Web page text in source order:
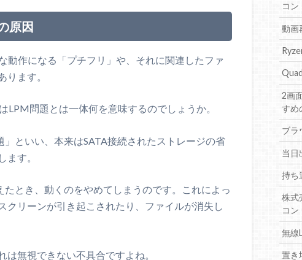
原因
動作になる「プチフリ」や、それに関連したファ
ります。
LPM問題とは一体何を意味するのでしょうか。
」といい、本来はSATA接続されたストレージの省
ます。
とき、動くのをやめてしまうのです。これによっ
クリーンが引き起こされたり、ファイルが消失し
無視できない不具合ですよね。
コン
動画
2画
すめ
ブラ
当日
持ち
株式
コン
無線
置き